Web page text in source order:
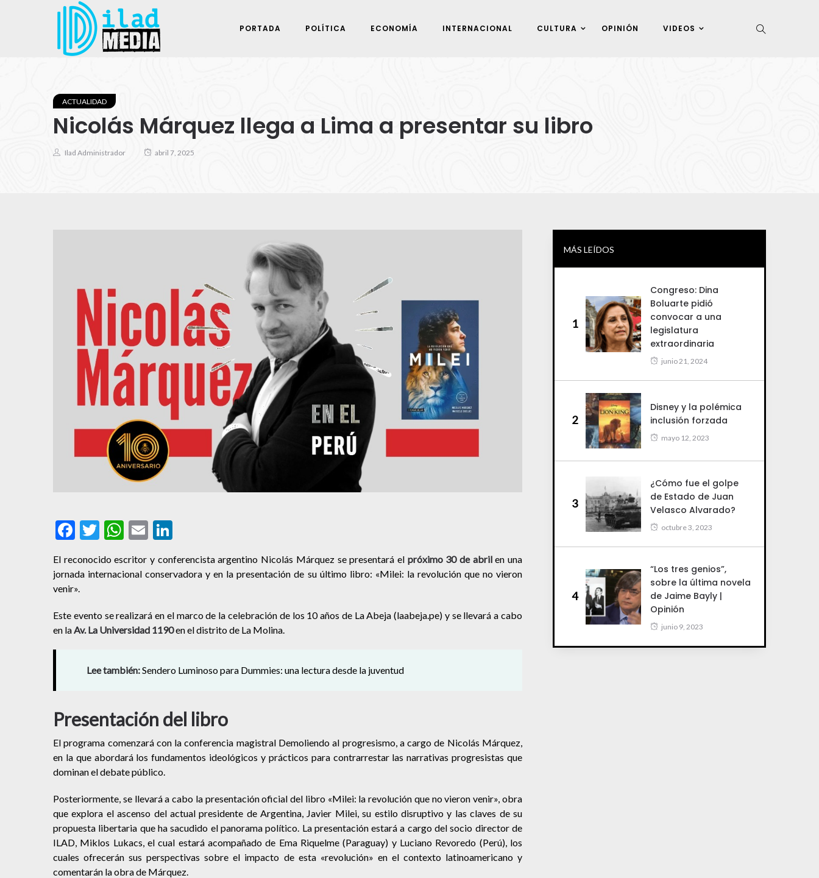
PORTADA POLÍTICA ECONOMÍA INTERNACIONAL CULTURA OPINIÓN VIDEOS
ACTUALIDAD
Nicolás Márquez llega a Lima a presentar su libro
Ilad Administrador abril 7, 2025
Facebook
Twitter
WhatsApp
Email
El reconocido escritor y conferencista argentino Nicolás Márquez se presentará elpróximo 30 de abrilen una
jornada internacional conservadora y en la presentación de su último libro: «Milei: la revolución que no vieron
venir».
Este evento se realizará en el marco de la celebración de los 10 años de La Abeja (laabeja.pe) y se llevará a cabo
en la Av. La Universidad 1190en el distrito de La Molina.
Lee también:Sendero Luminoso para Dummies: una lectura desde la juventud
Presentación del libro
El programa comenzará con la conferencia magistral Demoliendo al progresismo, a cargo de Nicolás Márquez,
en la que abordará los fundamentos ideológicos y prácticos para contrarrestar las narrativas progresistas que
dominan el debate público.
Posteriormente, se llevará a cabo la presentación oficial del libro «Milei: la revolución que no vieron venir», obra
que explora el ascenso del actual presidente de Argentina, Javier Milei, su estilo disruptivo y las claves de su
propuesta libertaria que ha sacudido el panorama político. La presentación estará a cargo del socio director de
ILAD, Miklos Lukacs, el cual estará acompañado de Ema Riquelme (Paraguay) y Luciano Revoredo (Perú), los
cuales ofrecerán sus perspectivas sobre el impacto de esta «revolución» en el contexto latinoamericano y
comentarán la obra de Márquez.
MÁS LEÍDOS
1
Congreso: Dina
Boluarte pidió
convocar a una
legislatura
extraordinaria
junio 21, 2024
2
Disney y la polémica
inclusión forzada
mayo 12, 2023
3
¿Cómo fue el golpe
de Estado de Juan
Velasco Alvarado?
octubre 3, 2023
4
“Los tres genios”,
sobre la última novela
de Jaime Bayly |
Opinión
junio 9, 2023